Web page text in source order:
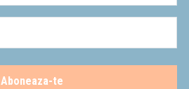
Aboneaza-te